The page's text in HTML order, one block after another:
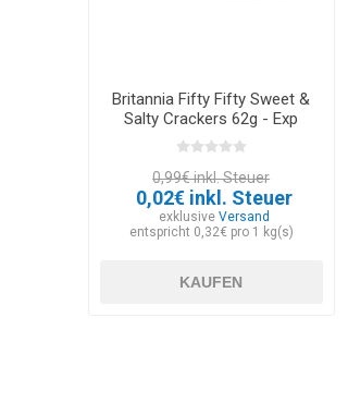
Britannia Fifty Fifty Sweet &
Salty Crackers 62g - Exp
12.03.2026
0,99€ inkl. Steuer
0,02€ inkl. Steuer
exklusive Versand
entspricht 0,32€ pro 1 kg(s)
KAUFEN